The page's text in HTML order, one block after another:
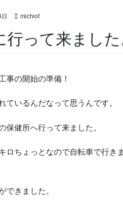
michiof
って来ました
事の開始の準備！
ているんだなって思うんです。
保健所へ行って来ました。
ロちょっとなので自転車で行き
できました。